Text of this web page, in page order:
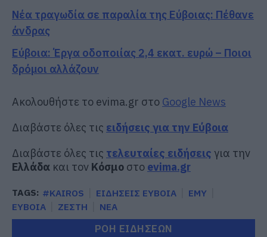
Νέα τραγωδία σε παραλία της Εύβοιας: Πέθανε
άνδρας
Εύβοια: Έργα οδοποιίας 2,4 εκατ. ευρώ – Ποιοι
δρόμοι αλλάζουν
Ακολουθήστε το evima.gr στο Google News
Διαβάστε όλες τις ειδήσεις για την Εύβοια
Διαβάστε όλες τις τελευταίες ειδήσεις για την
Ελλάδα και τον Κόσμο στο evima.gr
TAGS: #KAIROS ΕΙΔΗΣΕΙΣ ΕΥΒΟΙΑ
ΕΜΥ
ΕΥΒΟΙΑ
ΖΕΣΤΗ ΝΕΑ
ΡΟΗ ΕΙΔΗΣΕΩΝ